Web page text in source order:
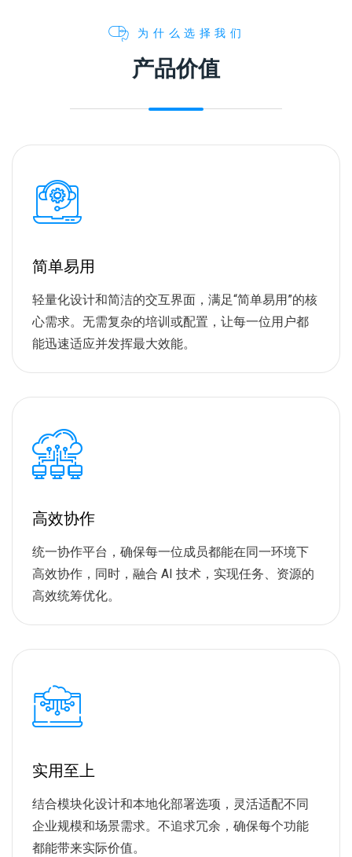
为什么选择我们
产品价值
简单易用
轻量化设计和简洁的交互界面，满足“简单易用”的核
心需求。无需复杂的培训或配置，让每一位用户都
能迅速适应并发挥最大效能。
高效协作
统一协作平台，确保每一位成员都能在同一环境下
高效协作，同时，融合 AI 技术，实现任务、资源的
高效统筹优化。
实用至上
结合模块化设计和本地化部署选项，灵活适配不同
企业规模和场景需求。不追求冗余，确保每个功能
都能带来实际价值。